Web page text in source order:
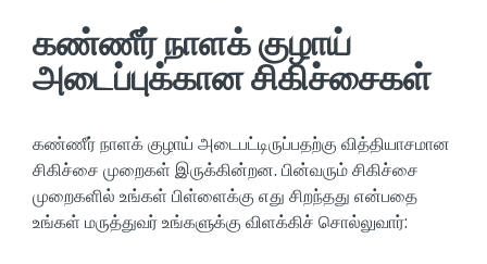
கண்ணீர் நாளக் குழாய்
அடைப்புக்கான சிகிச்சைகள்
கண்ணீர் நாளக் குழாய் அடைபட்டிருப்பதற்கு வித்தியாசமான
சிகிச்சை முறைகள் இருக்கின்றன. பின்வரும் சிகிச்சை
முறைகளில் உங்கள் பிள்ளைக்கு எது சிறந்தது என்பதை
உங்கள் மருத்துவர் உங்களுக்கு விளக்கிச் சொல்லுவார்: